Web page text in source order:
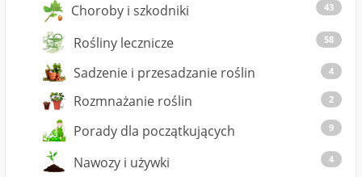
Choroby i szkodniki 43
Rośliny lecznicze 58
Sadzenie i przesadzanie roślin 4
Rozmnażanie roślin 2
Porady dla początkujących 9
Nawozy i używki 4